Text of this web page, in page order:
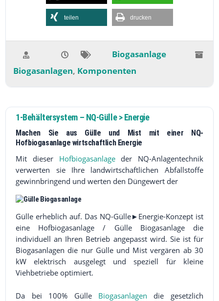
teilen drucken
Biogasanlage
Biogasanlagen, Komponenten
1-Behältersystem – NQ-Gülle > Energie
Machen Sie aus Gülle und Mist mit einer NQ-
Hofbiogasanlage wirtschaftlich Energie
Mit dieser Hofbiogasanlageder NQ-Anlagentechnik
verwerten sie Ihre landwirtschaftlichen Abfallstoffe
gewinnbringend und werten den Düngewert der
Gülle erheblich auf. Das NQ-Gülle►Energie-Konzept ist
eine Hofbiogasanlage / Gülle Biogasanlage die
individuell an Ihren Betrieb angepasst wird. Sie ist für
Biogasanlagen die nur Gülle und Mist vergären ab 30
kW elektrisch ausgelegt und speziell für kleine
Viehbetriebe optimiert.
Da bei 100% Gülle Biogasanlagen die gesetzlich